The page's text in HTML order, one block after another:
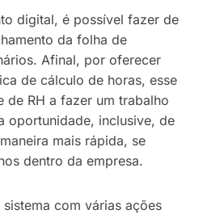
digital, é possível fazer de
da folha de
Afinal, por oferecer
de cálculo de horas, esse
de RH a fazer um trabalho
oportunidade, inclusive, de
mais rápida, se
dentro da empresa.
com várias ações